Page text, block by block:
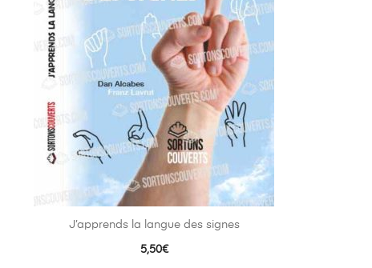
J’apprends la langue des signes
5,50€